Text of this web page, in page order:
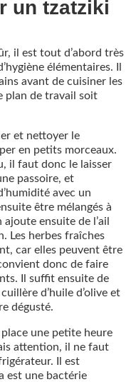
un tzatziki
il est tout d’abord très
élémentaires. Il
avant de cuisiner les
plan de travail soit
et nettoyer le
en petits morceaux.
il faut donc le laisser
passoire, et
avec un
être mélangés à
ensuite de l’ail
Les herbes fraîches
car elles peuvent être
donc de faire
Il suffit ensuite de
d’huile d’olive et
dégusté.
une petite heure
attention, il ne faut
Il est
est une bactérie